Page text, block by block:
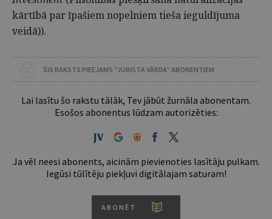
kārtībā par īpašiem nopelniem tieša ieguldījuma
veidā)).
ŠIS RAKSTS PIEEJAMS “JURISTA VĀRDA” ABONENTIEM
Lai lasītu šo rakstu tālāk, Tev jābūt žurnāla abonentam.
Esošos abonentus lūdzam autorizēties:
Ja vēl neesi abonents, aicinām pievienoties lasītāju pulkam.
Iegūsi tūlītēju piekļuvi digitālajam saturam!
ABONĒT